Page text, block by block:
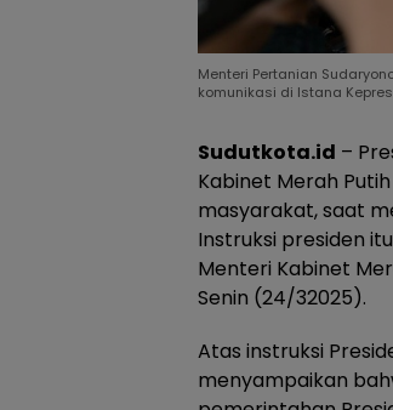
Menteri Pertanian
komunikasi di Istana
Sudutkota.id –
Kabinet Merah
masyarakat, saat
Instruksi presiden
Menteri Kabinet
Senin (24/32025).
Atas instruksi
menyampaikan